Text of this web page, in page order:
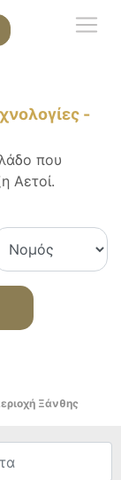
-
που
Αετοί.
Ξάνθης